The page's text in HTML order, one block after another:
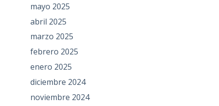
mayo 2025
abril 2025
marzo 2025
febrero 2025
enero 2025
diciembre 2024
noviembre 2024